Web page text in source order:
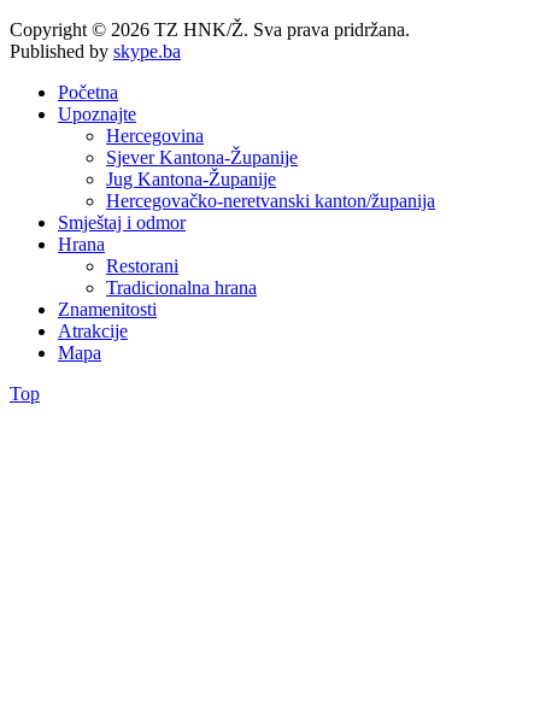
Copyright © 2026 TZ HNK/Ž. Sva prava pridržana.
Published by skype.ba
Početna
Upoznajte
Hercegovina
Sjever Kantona-Županije
Jug Kantona-Županije
Hercegovačko-neretvanski kanton/županija
Smještaj i odmor
Hrana
Restorani
Tradicionalna hrana
Znamenitosti
Atrakcije
Mapa
Top